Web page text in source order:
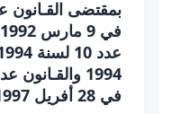
في 28 أفريل 1997